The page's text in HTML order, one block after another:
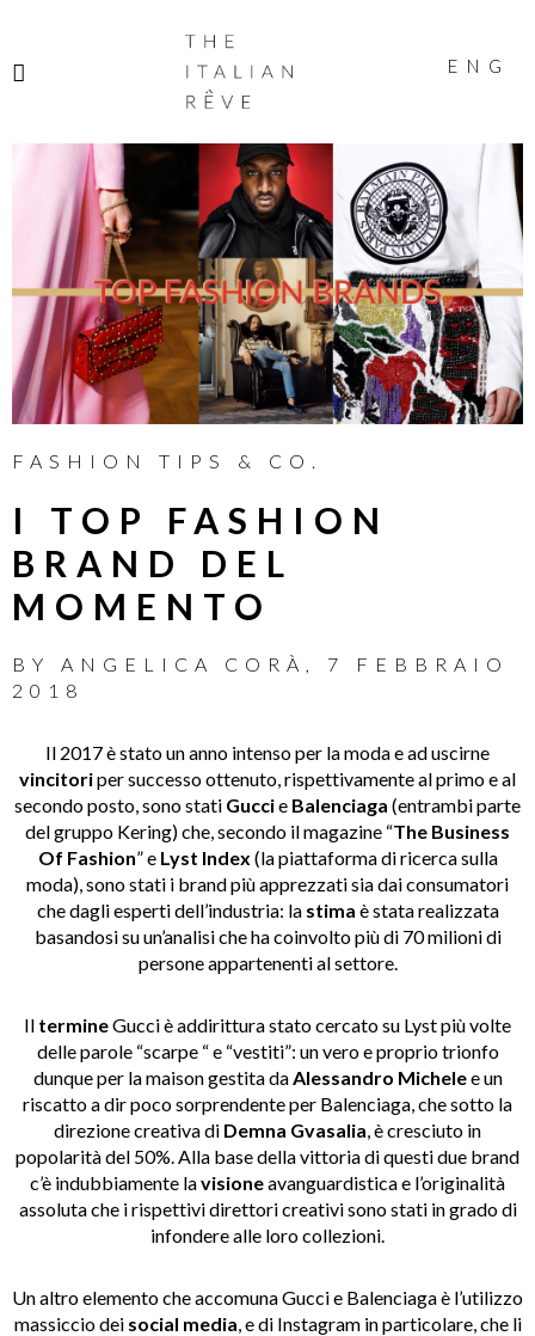
ITALIAN
RÊVE
ENG
FASHION TIPS & CO.
I TOP FASHION
BRAND DEL
MOMENTO
BY ANGELICA CORÀ
7 FEBBRAIO
2018
Il 2017 è stato un anno intenso per la moda e ad uscirne
vincitoriper successo ottenuto, rispettivamente al primo e al
secondo posto, sono stati Guccie Balenciaga (entrambi parte
del gruppo Kering) che, secondo il magazine “The Business
Of Fashion” e Lyst Index (la piattaforma di ricerca sulla
moda), sono stati i brand più apprezzati sia dai consumatori
che dagli esperti dell’industria: la stima è stata realizzata
basandosi su un’analisi che ha coinvolto più di 70 milioni di
persone appartenenti al settore.
Il termineGucci è addirittura stato cercato su Lyst più volte
delle parole “scarpe “ e “vestiti”: un vero e proprio trionfo
dunque per la maison gestita da Alessandro Michelee un
riscatto a dir poco sorprendente per Balenciaga, che sotto la
direzione creativa di Demna Gvasalia , è cresciuto in
popolarità del 50%. Alla base della vittoria di questi due brand
c’è indubbiamente lavisioneavanguardistica e l’originalità
assoluta che i rispettivi direttori creativi sono stati in grado di
infondere alle loro collezioni.
Un altro elemento che accomuna Gucci e Balenciaga è l’utilizzo
massiccio deisocial media , e di Instagram in particolare, che li